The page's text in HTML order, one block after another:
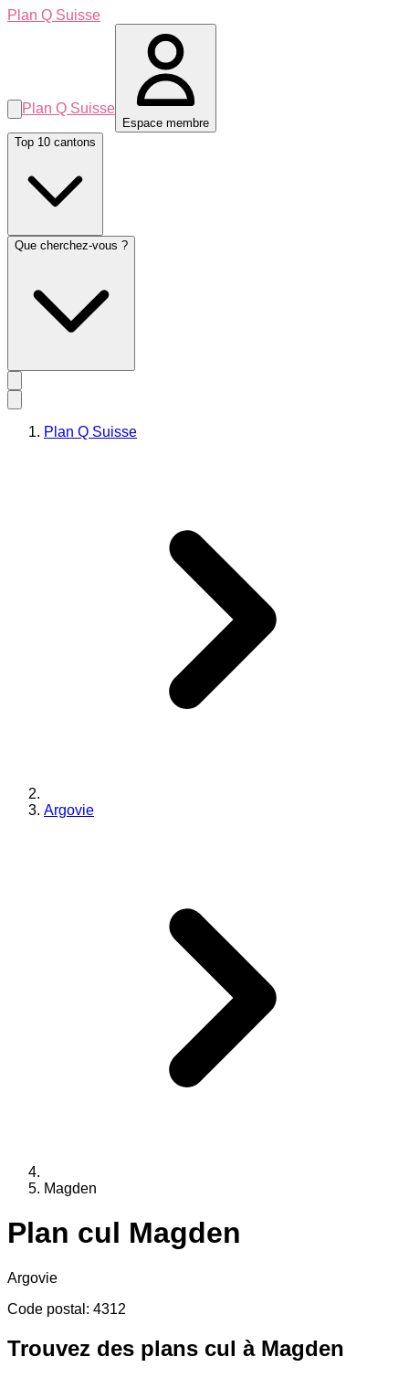
Plan Q Suisse
Plan Q Suisse
Espace membre
Top 10 cantons
Que cherchez-vous ?
Plan Q Suisse
Argovie
Magden
Plan cul Magden
Argovie
Code postal : 4312
Trouvez des plans cul à Magden